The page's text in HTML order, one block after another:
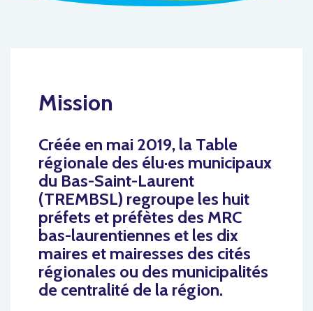
Mission
Créée en mai 2019, la Table
régionale des élu·es municipaux
du Bas-Saint-Laurent
(TREMBSL) regroupe les huit
préfets et préfètes des MRC
bas-laurentiennes et les dix
maires et mairesses des cités
régionales ou des municipalités
de centralité de la région.